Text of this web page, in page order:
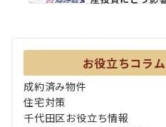
お役立ちコラ
成約済み物件
住宅対策
千代田区お役立ち情報